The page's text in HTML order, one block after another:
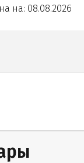
на: 08.08.2026